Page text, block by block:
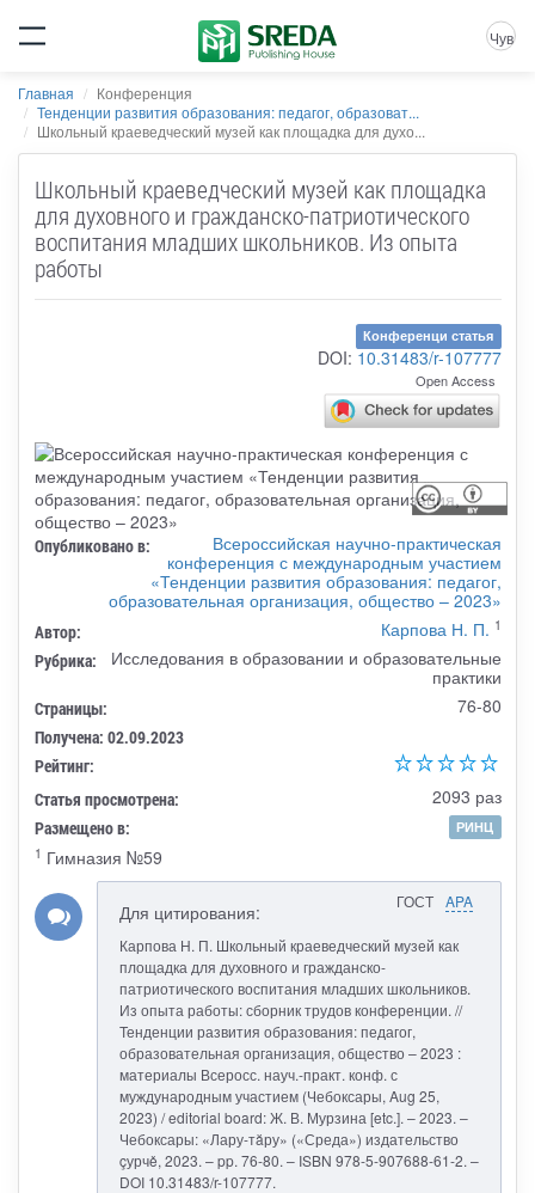
Чув
Главная
Конференция
Тенденции развития образования: педагог, образоват...
Школьный краеведческий музей как площадка для духо...
Школьный краеведческий музей как площадка
для духовного и гражданско-патриотического
воспитания младших школьников. Из опыта
работы
Конференци статья
DOI:10.31483/r-107777
Open Access
Опубликовано в:
Всероссийская научно-практическая
конференция с международным участием
«Тенденции развития образования: педагог,
образовательная организация, общество – 2023»
Автор: Карпова Н. П. 1
Рубрика:
Исследования в образовании и образовательные
практики
Страницы: 76-80
Получена: 02.09.2023
Рейтинг:
Статья просмотрена:
2093 раз
Размещено в:
РИНЦ
1 Гимназия №59
ГОСТ APA
Для цитирования:
Карпова Н. П. Школьный краеведческий музей как
площадка для духовного и гражданско-
патриотического воспитания младших школьников.
Из опыта работы: сборник трудов конференции. //
Тенденции развития образования: педагог,
образовательная организация, общество – 2023 :
материалы Всеросс. науч.-практ. конф. с
муждународным участием (Чебоксары, Aug 25,
2023) / editorial board: Ж. В. Мурзина [etc.]. – 2023. –
Чебоксары: «Лару-тăру» («Среда») издательство
çурчě, 2023. – pp. 76-80. – ISBN 978-5-907688-61-2. –
DOI 10.31483/r-107777.